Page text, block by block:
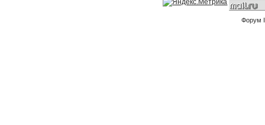
Форум